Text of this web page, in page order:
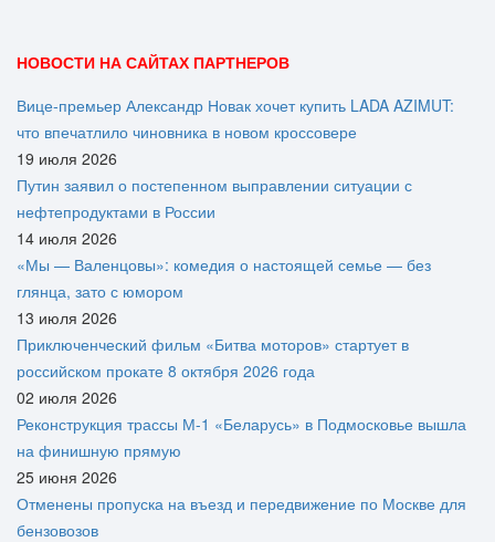
НОВОСТИ НА САЙТАХ ПАРТНЕРОВ
Вице‑премьер Александр Новак хочет купить LADA AZIMUT:
что впечатлило чиновника в новом кроссовере
19 июля 2026
Путин заявил о постепенном выправлении ситуации с
нефтепродуктами в России
14 июля 2026
«Мы — Валенцовы»: комедия о настоящей семье — без
глянца, зато с юмором
13 июля 2026
Приключенческий фильм «Битва моторов» стартует в
российском прокате 8 октября 2026 года
02 июля 2026
Реконструкция трассы М-1 «Беларусь» в Подмосковье вышла
на финишную прямую
25 июня 2026
Отменены пропуска на въезд и передвижение по Москве для
бензовозов